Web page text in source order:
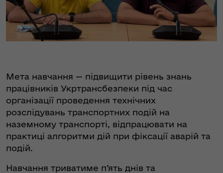
Мета навчання — підвищити рівень знань
працівників Укртрансбезпеки під час
організації проведення технічних
розслідувань транспортних подій на
наземному транспорті, відпрацювати на
практиці алгоритми дій при фіксації аварій та
подій.
Навчання триватиме п’ять днів та